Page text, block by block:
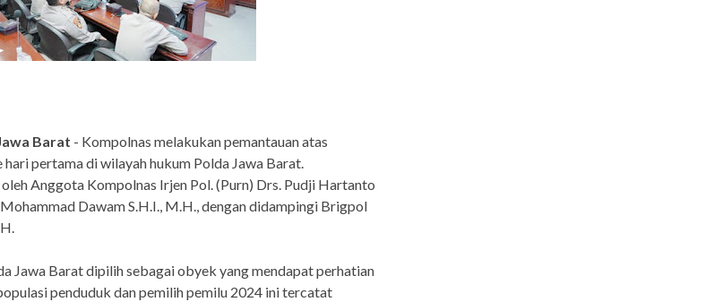
Barat - Kompolnas melakukan pemantauan atas
hari pertama di wilayah hukum Polda Jawa Barat.
Anggota Kompolnas Irjen Pol. (Purn) Drs. Pudji Hartanto
Dawam S.H.I., M.H., dengan didampingi Brigpol
Jawa Barat dipilih sebagai obyek yang mendapat perhatian
penduduk dan pemilih pemilu 2024 ini tercatat